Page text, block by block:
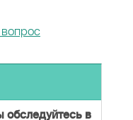
обследуйтесь в